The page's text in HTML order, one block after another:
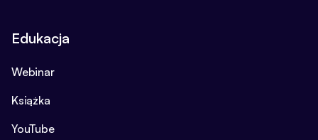
Edukacja
Webinar
Książka
YouTube